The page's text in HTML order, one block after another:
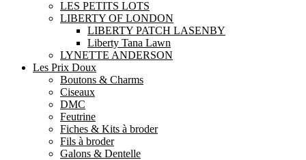
LES PETITS LOTS
LIBERTY OF LONDON
LIBERTY PATCH LASENBY
Liberty Tana Lawn
LYNETTE ANDERSON
Les Prix Doux
Boutons & Charms
Ciseaux
DMC
Feutrine
Fiches & Kits à broder
Fils à broder
Galons & Dentelle